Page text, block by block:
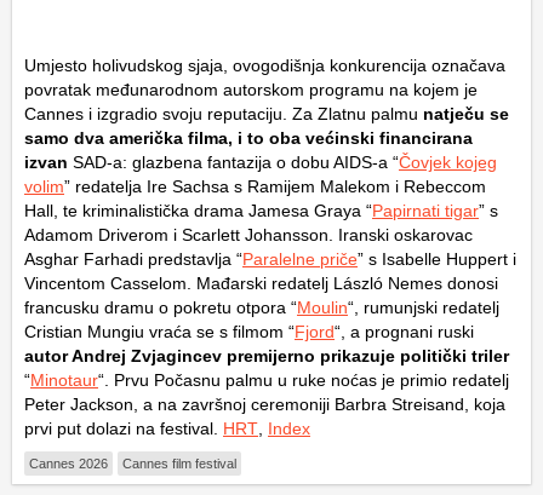
Umjesto holivudskog sjaja, ovogodišnja konkurencija označava
povratak međunarodnom autorskom programu na kojem je
Cannes i izgradio svoju reputaciju. Za Zlatnu palmu natječu se
samo dva američka filma, i to oba većinski financirana
izvan SAD-a: glazbena fantazija o dobu AIDS-a “Čovjek kojeg
volim” redatelja Ire Sachsa s Ramijem Malekom i Rebeccom
Hall, te kriminalistička drama Jamesa Graya “Papirnati tigar” s
Adamom Driverom i Scarlett Johansson. Iranski oskarovac
Asghar Farhadi predstavlja “Paralelne priče” s Isabelle Huppert i
Vincentom Casselom. Mađarski redatelj László Nemes donosi
francusku dramu o pokretu otpora “Moulin“, rumunjski redatelj
Cristian Mungiu vraća se s filmom “Fjord“, a prognani ruski
autor Andrej Zvjagincev premijerno prikazuje politički triler
“Minotaur“. Prvu Počasnu palmu u ruke noćas je primio redatelj
Peter Jackson, a na završnoj ceremoniji Barbra Streisand, koja
prvi put dolazi na festival. HRT Index
Cannes 2026 Cannes film festival